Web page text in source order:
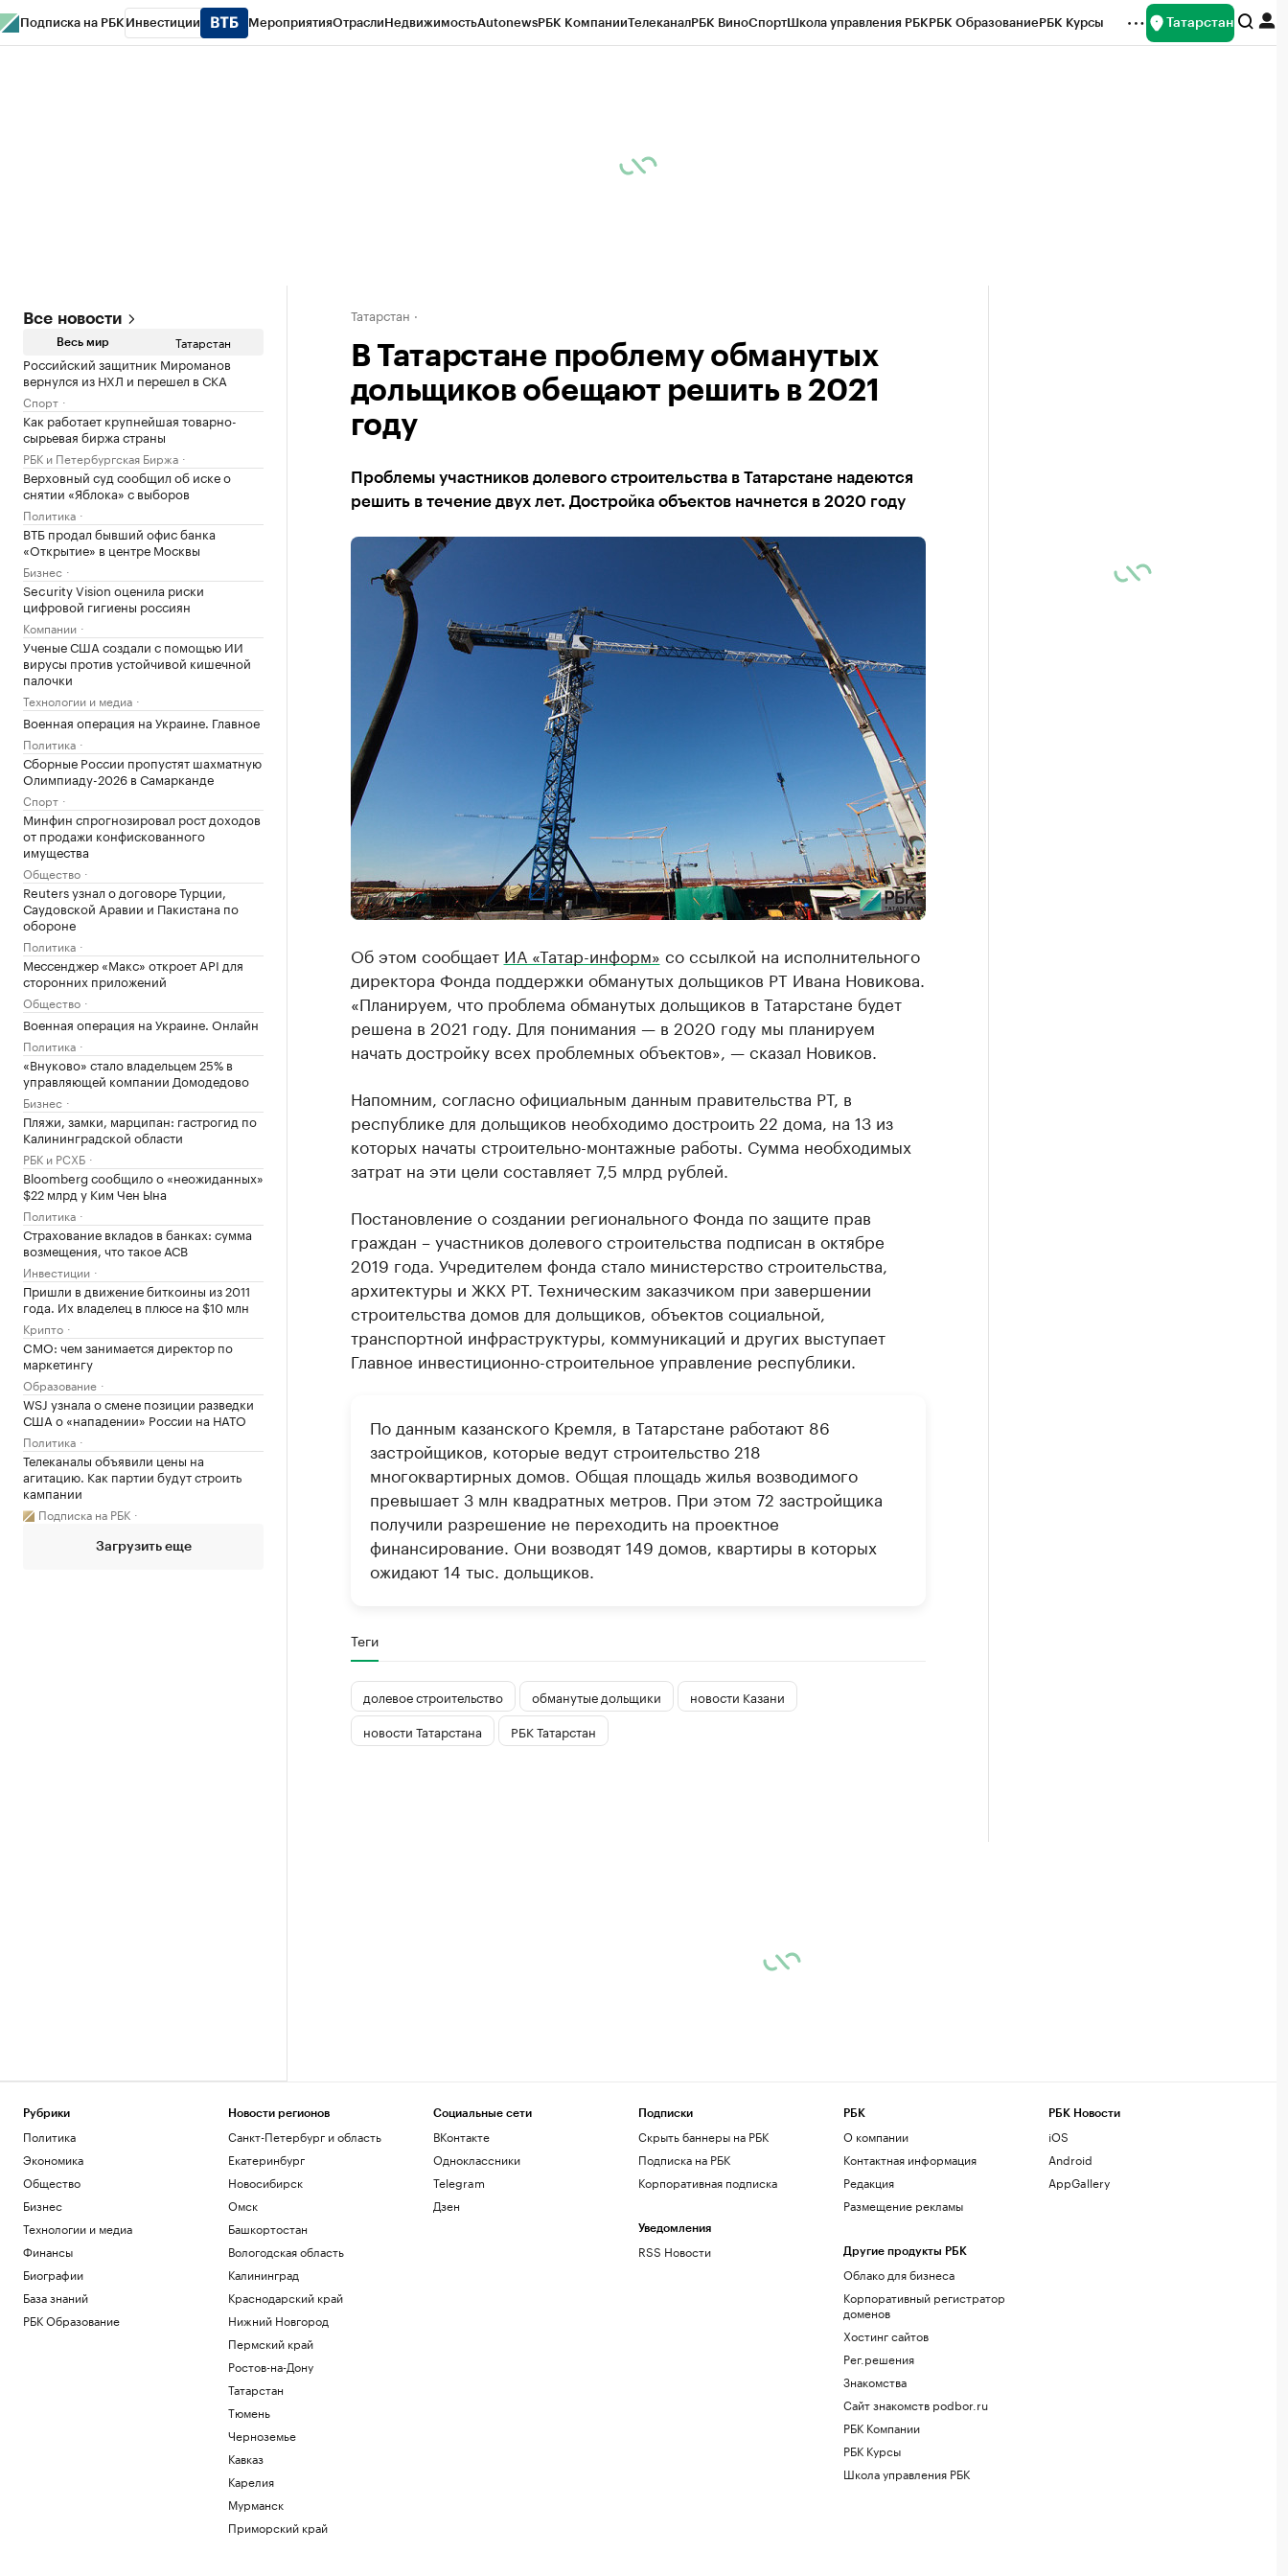
Подписка на РБК Инвестиции МероприятияОтраслиНедвижимостьAutonewsРБК КомпанииТелеканалРБК ВиноСпортШкола управления РБКРБК ОбразованиеРБК Курсы Татарстан
Все новости
Весь мир Татарстан
Российский защитник Мироманов
вернулся из НХЛ и перешел в СКА
Спорт
Как работает крупнейшая товарно-
сырьевая биржа страны
РБК и Петербургская Биржа
Верховный суд сообщил об иске о
снятии «Яблока» с выборов
Политика
ВТБ продал бывший офис банка
«Открытие» в центре Москвы
Бизнес
Security Vision оценила риски
цифровой гигиены россиян
Компании
Ученые США создали с помощью ИИ
вирусы против устойчивой кишечной
палочки
Технологии и медиа
Военная операция на Украине. Главное
Политика
Сборные России пропустят шахматную
Олимпиаду-2026 в Самарканде
Спорт
Минфин спрогнозировал рост доходов
от продажи конфискованного
имущества
Общество
Reuters узнал о договоре Турции,
Саудовской Аравии и Пакистана по
обороне
Политика
Мессенджер «Макс» откроет API для
сторонних приложений
Общество
Военная операция на Украине. Онлайн
Политика
«Внуково» стало владельцем 25% в
управляющей компании Домодедово
Бизнес
Пляжи, замки, марципан: гастрогид по
Калининградской области
РБК и РСХБ
Bloomberg сообщило о «неожиданных»
$22 млрд у Ким Чен Ына
Политика
Страхование вкладов в банках: сумма
возмещения, что такое АСВ
Инвестиции
Пришли в движение биткоины из 2011
года. Их владелец в плюсе на $10 млн
Крипто
CMO: чем занимается директор по
маркетингу
Образование
WSJ узнала о смене позиции разведки
США о «нападении» России на НАТО
Политика
Телеканалы объявили цены на
агитацию. Как партии будут строить
кампании
Подписка на РБК
Загрузить еще
Татарстан
В Татарстане проблему обманутых
дольщиков обещают решить в 2021
году
Проблемы участников долевого строительства в Татарстане надеются
решить в течение двух лет. Достройка объектов начнется в 2020 году
Об этом сообщает ИА «Татар-информ» со ссылкой на исполнительного
директора Фонда поддержки обманутых дольщиков РТ Ивана Новикова.
«Планируем, что проблема обманутых дольщиков в Татарстане будет
решена в 2021 году. Для понимания — в 2020 году мы планируем
начать достройку всех проблемных объектов», — сказал Новиков.
Напомним, согласно официальным данным правительства РТ, в
республике для дольщиков необходимо достроить 22 дома, на 13 из
которых начаты строительно-монтажные работы. Сумма необходимых
затрат на эти цели составляет 7,5 млрд рублей.
Постановление о создании регионального Фонда по защите прав
граждан – участников долевого строительства подписан в октябре
2019 года. Учредителем фонда стало министерство строительства,
архитектуры и ЖКХ РТ. Техническим заказчиком при завершении
строительства домов для дольщиков, объектов социальной,
транспортной инфраструктуры, коммуникаций и других выступает
Главное инвестиционно-строительное управление республики.
По данным казанского Кремля, в Татарстане работают 86
застройщиков, которые ведут строительство 218
многоквартирных домов. Общая площадь жилья возводимого
превышает 3 млн квадратных метров. При этом 72 застройщика
получили разрешение не переходить на проектное
финансирование. Они возводят 149 домов, квартиры в которых
ожидают 14 тыс. дольщиков.
Теги
долевое строительство обманутые дольщики
новости Казани
новости Татарстана
РБК Татарстан
Рубрики
Политика
Экономика
Общество
Бизнес
Технологии и медиа
Финансы
Биографии
База знаний
РБК Образование
Новости регионов
Санкт-Петербург и область
Екатеринбург
Новосибирск
Омск
Башкортостан
Вологодская область
Калининград
Краснодарский край
Нижний Новгород
Пермский край
Ростов-на-Дону
Татарстан
Тюмень
Черноземье
Кавказ
Карелия
Мурманск
Приморский край
Социальные сети
ВКонтакте
Одноклассники
Telegram
Дзен
Подписки
Скрыть баннеры на РБК
Подписка на РБК
Корпоративная подписка
Уведомления
RSS Новости
РБК
О компании
Контактная информация
Редакция
Размещение рекламы
Другие продукты РБК
Облако для бизнеса
Корпоративный регистратор
доменов
Хостинг сайтов
Рег.решения
Знакомства
Сайт знакомств podbor.ru
РБК Компании
РБК Курсы
Школа управления РБК
РБК Новости
iOS
Android
AppGallery